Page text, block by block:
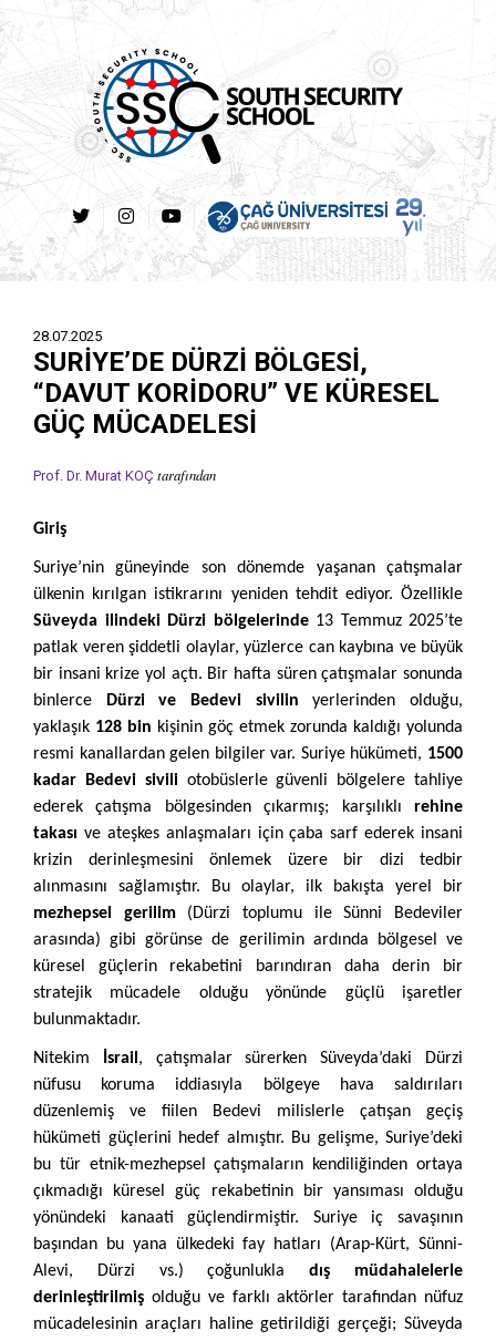
28.07.2025
SURİYE’DE DÜRZİ BÖLGESİ,
“DAVUT KORİDORU” VE KÜRESEL
GÜÇ MÜCADELESİ
Prof. Dr. Murat KOÇ tarafından
Giriş
Suriye’nin güneyinde son dönemde yaşanan çatışmalar
ülkenin kırılgan istikrarını yeniden tehdit ediyor. Özellikle
Süveyda ilindeki Dürzi bölgelerinde13 Temmuz 2025’te
patlak veren şiddetli olaylar, yüzlerce can kaybına ve büyük
bir insani krize yol açtı. Bir hafta süren çatışmalar sonunda
binlerce
Dürzi ve Bedevi sivilin yerlerinden olduğu,
yaklaşık 128 bin kişinin göç etmek zorunda kaldığı yolunda
resmi kanallardan gelen bilgiler var. Suriye hükümeti, 1500
kadar Bedevi siviliotobüslerle güvenli bölgelere tahliye
ederek çatışma bölgesinden çıkarmış; karşılıklı rehine
takası ve ateşkes anlaşmaları için çaba sarf ederek insani
krizin derinleşmesini önlemek üzere bir dizi tedbir
alınmasını sağlamıştır. Bu olaylar, ilk bakışta yerel bir
mezhepsel gerilim(Dürzi toplumu ile Sünni Bedeviler
arasında) gibi görünse de gerilimin ardında bölgesel ve
küresel güçlerin rekabetini barındıran daha derin bir
stratejik mücadele olduğu yönünde güçlü işaretler
bulunmaktadır.
Nitekim İsrail , çatışmalar sürerken Süveyda’daki Dürzi
nüfusu koruma iddiasıyla bölgeye hava saldırıları
düzenlemiş ve fiilen Bedevi milislerle çatışan geçiş
hükümeti güçlerini hedef almıştır. Bu gelişme, Suriye’deki
bu tür etnik-mezhepsel çatışmaların kendiliğinden ortaya
çıkmadığı küresel güç rekabetinin bir yansıması olduğu
yönündeki kanaati güçlendirmiştir. Suriye iç savaşının
başından bu yana ülkedeki fay hatları (Arap-Kürt, Sünni-
Alevi, Dürzi vs.) çoğunlukladış müdahalelerle
derinleştirilmiş olduğu ve farklı aktörler tarafından nüfuz
mücadelesinin araçları haline getirildiği gerçeği; Süveyda